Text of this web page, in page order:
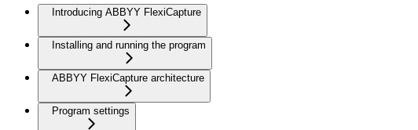
Introducing ABBYY FlexiCapture
Installing and running the program
ABBYY FlexiCapture architecture
Program settings